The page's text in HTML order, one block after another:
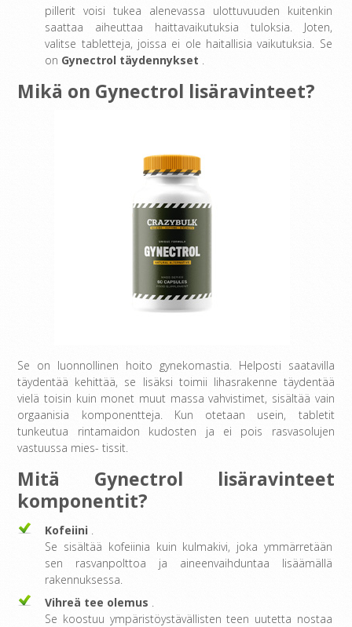
pillerit voisi tukea alenevassa ulottuvuuden kuitenkin
saattaa aiheuttaa haittavaikutuksia tuloksia. Joten,
valitse tabletteja, joissa ei ole haitallisia vaikutuksia. Se
on Gynectrol täydennykset .
Mikä on Gynectrol lisäravinteet?
Se on luonnollinen hoito gynekomastia. Helposti saatavilla
täydentää kehittää, se lisäksi toimii lihasrakenne täydentää
vielä toisin kuin monet muut massa vahvistimet, sisältää vain
orgaanisia komponentteja. Kun otetaan usein, tabletit
tunkeutua rintamaidon kudosten ja ei pois rasvasolujen
vastuussa mies- tissit.
Mitä Gynectrol lisäravinteet
komponentit?
Kofeiini .
Se sisältää kofeiinia kuin kulmakivi, joka ymmärretään
sen rasvanpolttoa ja aineenvaihduntaa lisäämällä
rakennuksessa.
Vihreä tee olemus .
Se koostuu ympäristöystävällisten teen uutetta nostaa